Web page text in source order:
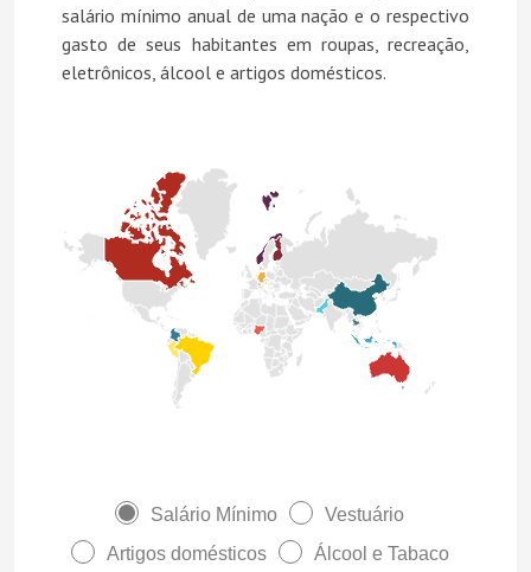
salário mínimo anual de uma nação e o respectivo
gasto de seus habitantes em roupas, recreação,
eletrônicos, álcool e artigos domésticos.
Salário Mínimo
Vestuário
Artigos domésticos
Álcool e Tabaco